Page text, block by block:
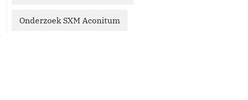
Onderzoek SXM Aconitum